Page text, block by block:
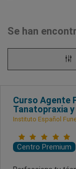
Se han
Curso Agente
Tanatopraxia
Instituto Español
Centro Premium